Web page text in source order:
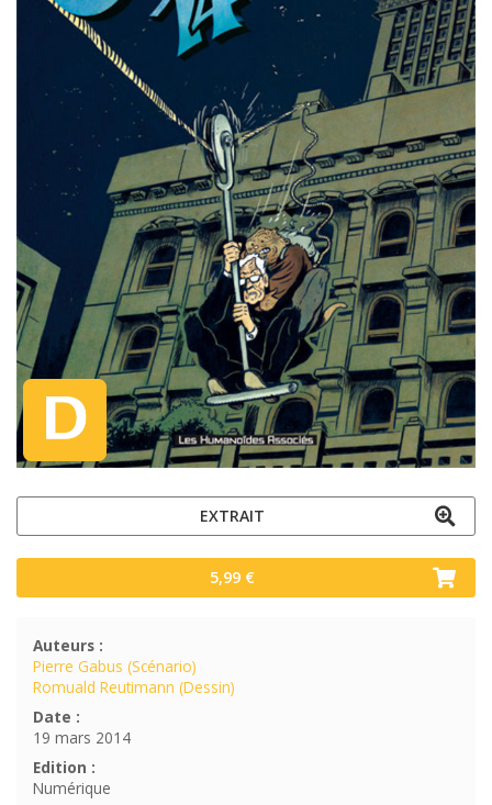
EXTRAIT
5,99 €
Auteurs :
Pierre Gabus (Scénario)
Romuald Reutimann (Dessin)
Date :
19 mars 2014
Edition :
Numérique